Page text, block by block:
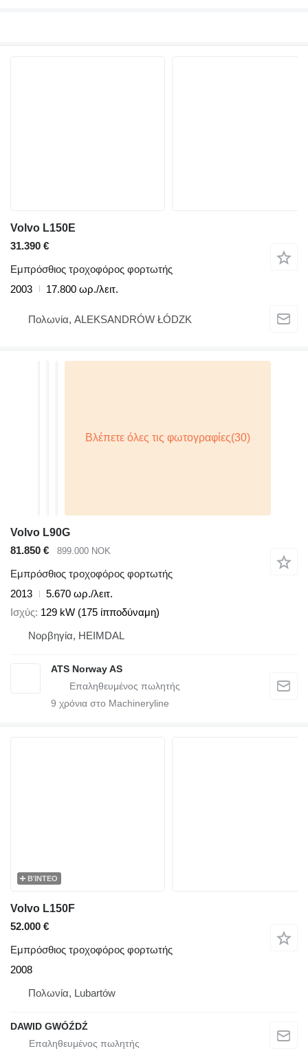
Volvo L150E
31.390 €
Εμπρόσθιος τροχοφόρος φορτωτής
2003
17.800 ωρ./λειτ.
Πολωνία, ALEKSANDRÓW ŁÓDZK
Volvo L90G
81.850 €
899.000 NOK
Εμπρόσθιος τροχοφόρος φορτωτής
2013
5.670 ωρ./λειτ.
Ισχύς 129 kW (175 ίπποδύναμη)
Νορβηγία, HEIMDAL
ATS Norway AS
9 χρόνια στο Machineryline
ΒΊΝΤΕΟ
Volvo L150F
52.000 €
Εμπρόσθιος τροχοφόρος φορτωτής
2008
Πολωνία, Lubartów
DAWID GWÓŹDŹ